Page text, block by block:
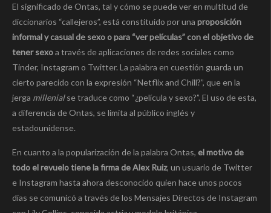
El significado de Ontas, tal y cómo se puede ver en multitud de
diccionarios “callejeros”, está constituido por una proposición
informal y casual de sexo o para “ver películas” con el objetivo de
tener sexoa través de aplicaciones de redes sociales como
Tinder, Instagram o Twitter. La palabra en cuestión guarda un
cierto parecido con la expresión “Netflix and Chill?”, que en la
jerga millenialse traduce como “¿película y sexo?”. El uso de esta,
a diferencia de Ontas, se limita al público inglés y
estadounidense.
En cuanto a la popularización de la palabra Ontas, el motivo de
todo el revuelo tiene la firma de Alex Ruiz, un usuario de Twitter
e Instagram hasta ahora desconocido quien hace unos pocos
días se comunicó a través de los Mensajes Directos de Instagram